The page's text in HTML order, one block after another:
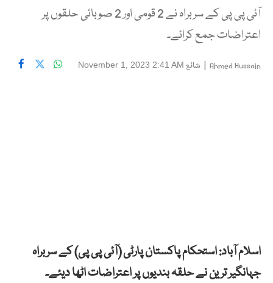
آئی پی پی کے سربراہ نے 2 قومی اور 2 صوبائی حلقوں پر
اعتراضات جمع کرائے۔
Ahmed Hussain
| شائع November 1, 2023 2:41 AM
اسلام آباد: استحکام پاکستان پارٹی (آئی پی پی) کے سربراہ
جہانگیر ترین نے حلقہ بندیوں پر اعتراضات اٹھا دیئے۔